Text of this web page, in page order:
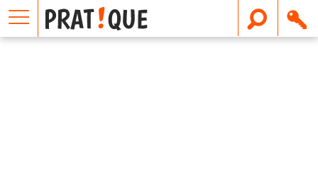
E
m
a